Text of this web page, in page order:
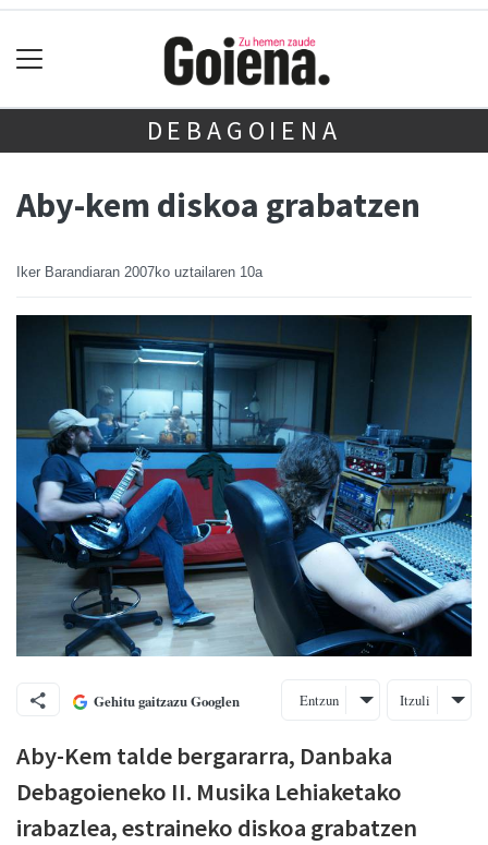
DEBAGOIENA
Aby-kem diskoa grabatzen
Iker Barandiaran 2007ko uztailaren 10a
Gehitu gaitzazu Googlen Entzun Itzuli
Aby-Kem talde bergararra, Danbaka
Debagoieneko II. Musika Lehiaketako
irabazlea, estraineko diskoa grabatzen